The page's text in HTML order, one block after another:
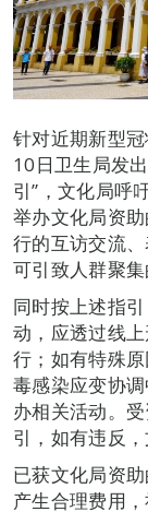
针对近期新型
10日卫生局发
引”，文化局呼
举办文化局资
行的互访交流
可引致人群聚集
同时按上述指
动，应透过线
行；如有特殊
毒感染应变协
办相关活动。
引，如有违反
已获文化局资
产生合理费用